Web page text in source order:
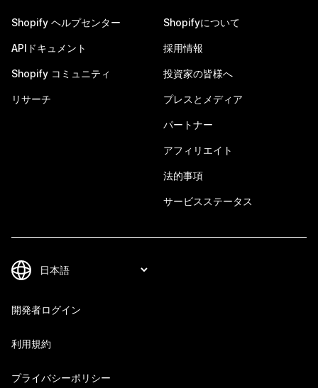
Shopify ヘルプセンター
APIドキュメント
Shopify コミュニティ
リサーチ
Shopifyについて
採用情報
投資家の皆様へ
プレスとメディア
パートナー
アフィリエイト
法的事項
サービスステータス
開発者ログイン
利用規約
プライバシーポリシー